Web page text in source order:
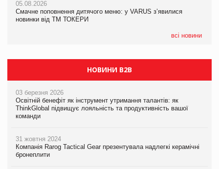
05.08.2026
Смачне поповнення дитячого меню: у VARUS з’явилися
новинки від ТМ ТОКЕРИ
всі новини
05.08.2026
Смачне поповнення дитячого меню: у VARUS з’явилися
новинки від ТМ ТОКЕРИ
НОВИНИ B2B
03 березня 2026
Освітній бенефіт як інструмент утримання талантів: як
ThinkGlobal підвищує лояльність та продуктивність вашої
команди
31 жовтня 2024
Компанія Rarog Tactical Gear презентувала надлегкі керамічні
бронеплити